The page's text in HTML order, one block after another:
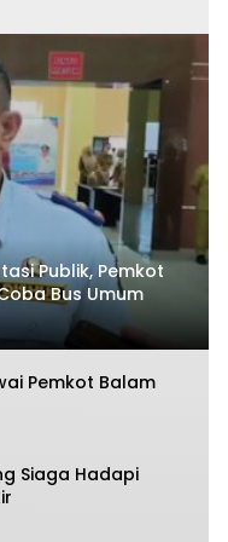
Publik, Pemkot
Bus Umum
Pemkot Balam
Siaga Hadapi